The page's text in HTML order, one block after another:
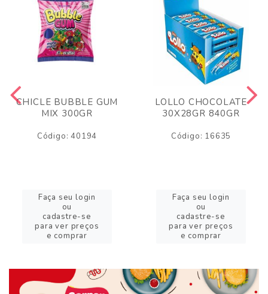
CHICLE BUBBLE GUM
MIX 300GR
Código: 40194
Faça seu login
ou
cadastre-se
para ver preços
e comprar
LOLLO CHOCOLATE
30X28GR 840GR
Código: 16635
Faça seu login
ou
cadastre-se
para ver preços
e comprar